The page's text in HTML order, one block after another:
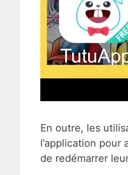
En outre, les
l’application
de redémarrer